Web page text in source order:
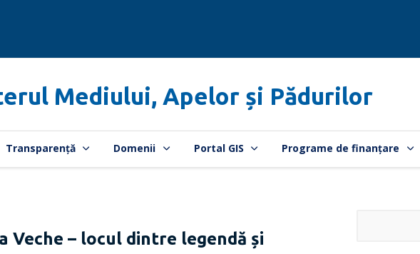
Mediului, Apelor și Pădurilor
Transparență Domenii Portal GIS Programe de finanțare
Veche – locul dintre legendă și